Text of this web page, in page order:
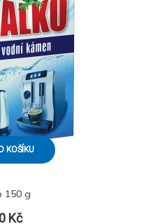
KOŠÍKU
150 g
Kč